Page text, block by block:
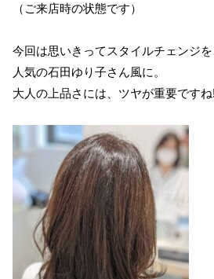
（ご来店時の状態です）
今回は思いきってスタイルチェンジ
人気の石田ゆり子さん風に。
大人の上品さには、ツヤが重要ですね!